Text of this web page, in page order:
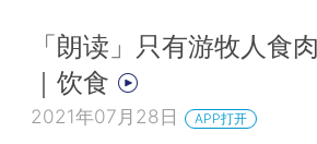
「朗读」只有游牧人食
｜饮食
2021年07月28日 APP打开